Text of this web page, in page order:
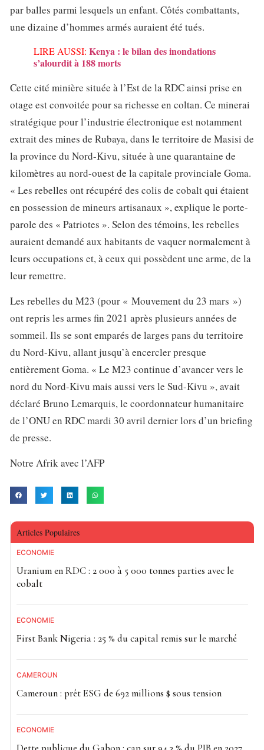
par balles parmi lesquels un enfant. Côtés combattants,
une dizaine d’hommes armés auraient été tués.
LIRE AUSSI: Kenya : le bilan des inondations
s’alourdit à 188 morts
Cette cité minière située à l’Est de la RDC ainsi prise en
otage est convoitée pour sa richesse en coltan. Ce minerai
stratégique pour l’industrie électronique est notamment
extrait des mines de Rubaya, dans le territoire de Masisi de
la province du Nord-Kivu, située à une quarantaine de
kilomètres au nord-ouest de la capitale provinciale Goma.
« Les rebelles ont récupéré des colis de cobalt qui étaient
en possession de mineurs artisanaux », explique le porte-
parole des « Patriotes ». Selon des témoins, les rebelles
auraient demandé aux habitants de vaquer normalement à
leurs occupations et, à ceux qui possèdent une arme, de la
leur remettre.
Les rebelles du M23 (pour « Mouvement du 23 mars »)
ont repris les armes fin 2021 après plusieurs années de
sommeil. Ils se sont emparés de larges pans du territoire
du Nord-Kivu, allant jusqu’à encercler presque
entièrement Goma. « Le M23 continue d’avancer vers le
nord du Nord-Kivu mais aussi vers le Sud-Kivu », avait
déclaré Bruno Lemarquis, le coordonnateur humanitaire
de l’ONU en RDC mardi 30 avril dernier lors d’un briefing
de presse.
Notre Afrik avec l’AFP
Articles Populaires
ECONOMIE
Uranium en RDC : 2 000 à 5 000 tonnes parties avec le
cobalt
ECONOMIE
First Bank Nigeria : 25 % du capital remis sur le marché
CAMEROUN
Cameroun : prêt ESG de 692 millions $ sous tension
ECONOMIE